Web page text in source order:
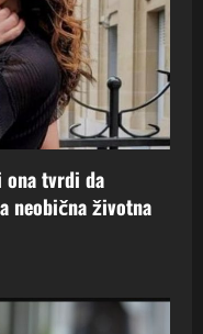
ona tvrdi da
neobična životna